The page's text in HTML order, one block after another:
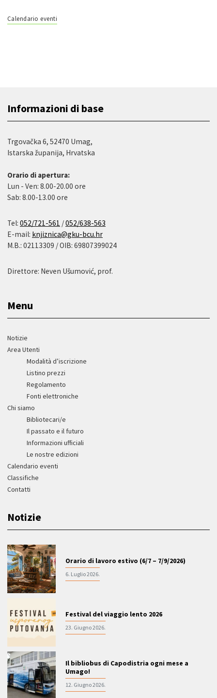
Calendario eventi
Informazioni di base
Trgovačka 6, 52470 Umag,
Istarska županija, Hrvatska
Orario di apertura:
Lun - Ven: 8.00-20.00 ore
Sab: 8.00-13.00 ore
Tel: 052/721-561 /052/638-563
E-mail: knjiznica@gku-bcu.hr
M.B.: 02113309 / OIB: 69807399024
Direttore: Neven Ušumović, prof.
Menu
Notizie
Area Utenti
Modalità d’iscrizione
Listino prezzi
Regolamento
Fonti elettroniche
Chi siamo
Bibliotecari/e
Il passato e il futuro
Informazioni ufficiali
Le nostre edizioni
Calendario eventi
Classifiche
Contatti
Notizie
Orario di lavoro estivo (6/7 – 7/9/2026)
6. Luglio 2026.
Festival del viaggio lento 2026
23. Giugno 2026.
Il bibliobus di Capodistria ogni mese a
Umago!
12. Giugno 2026.